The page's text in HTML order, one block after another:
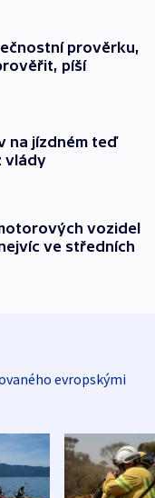
prověrku,
píší
na jízdném teď
vlády
vozidel
ve středních
evropskými